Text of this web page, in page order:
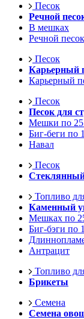
Песок
Речной
В мешках
Речной
Песок
Карьерный
Карьерный
Песок
Песок для
Мешки по 25
Биг-беги по
Навал
Песок
Топливо
Каменный
Мешках по
Биг-бэги по
Антрацит
Топливо
Брикеты
Семена
Семена